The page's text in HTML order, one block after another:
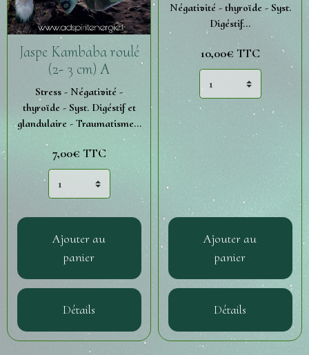
Jaspe Kambaba roulé
(2- 3 cm) A
Stress - Négativité -
thyroïde - Syst. Digéstif et
glandulaire - Traumatisme...
7,00€ TTC
Ajouter au
panier
Détails
Négativité - thyroïde - Syst.
Digéstif...
10,00€ TTC
Ajouter au
panier
Détails